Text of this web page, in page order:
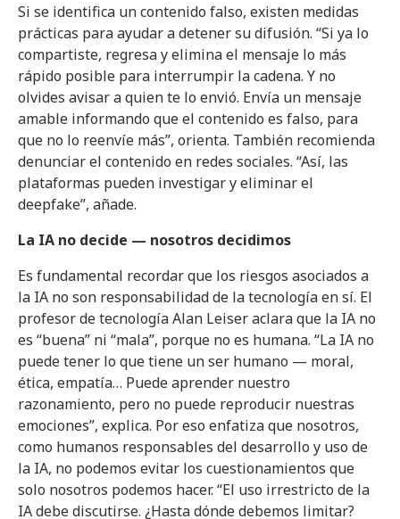
Si se identifica un contenido falso, existen medidas
prácticas para ayudar a detener su difusión. “Si ya lo
compartiste, regresa y elimina el mensaje lo más
rápido posible para interrumpir la cadena. Y no
olvides avisar a quien te lo envió. Envía un mensaje
amable informando que el contenido es falso, para
que no lo reenvíe más”, orienta. También recomienda
denunciar el contenido en redes sociales. “Así, las
plataformas pueden investigar y eliminar el
deepfake”, añade.
La IA no decide — nosotros decidimos
Es fundamental recordar que los riesgos asociados a
la IA no son responsabilidad de la tecnología en sí. El
profesor de tecnología Alan Leiser aclara que la IA no
es “buena” ni “mala”, porque no es humana. “La IA no
puede tener lo que tiene un ser humano — moral,
ética, empatía… Puede aprender nuestro
razonamiento, pero no puede reproducir nuestras
emociones”, explica. Por eso enfatiza que nosotros,
como humanos responsables del desarrollo y uso de
la IA, no podemos evitar los cuestionamientos que
solo nosotros podemos hacer. “El uso irrestricto de la
IA debe discutirse. ¿Hasta dónde debemos limitar?